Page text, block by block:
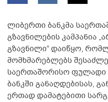
ლიბერთი ბანკმა
გზავნილების კამპანია
გზავნილი“ დაიწყო,
მომხმარებლებს
საერთაშორისო ფულადი
ბანკში განაღდებისას,
ერთად დამატებითი